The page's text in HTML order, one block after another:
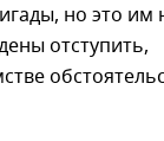
но это им
отступить,